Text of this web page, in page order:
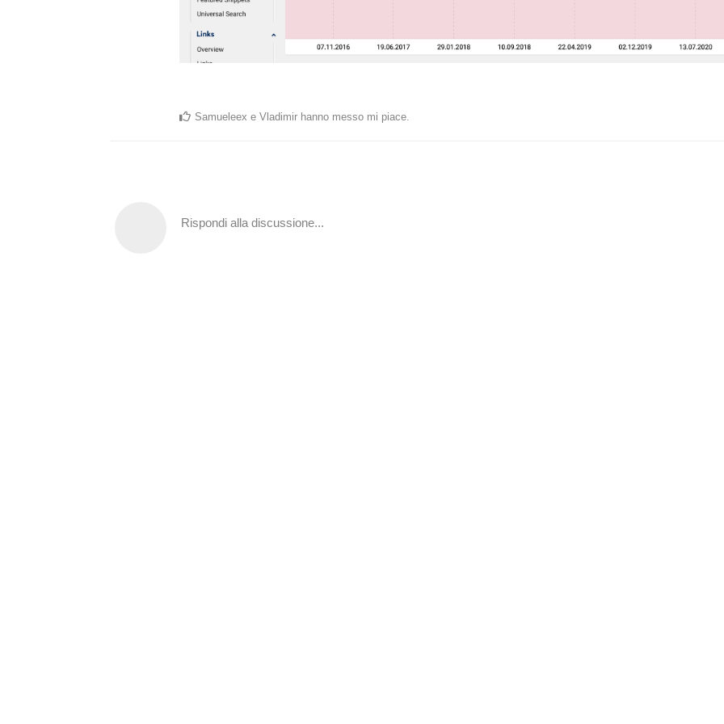
Samueleex e Vladimir hanno messo mi piace
Rispondi alla discussione...